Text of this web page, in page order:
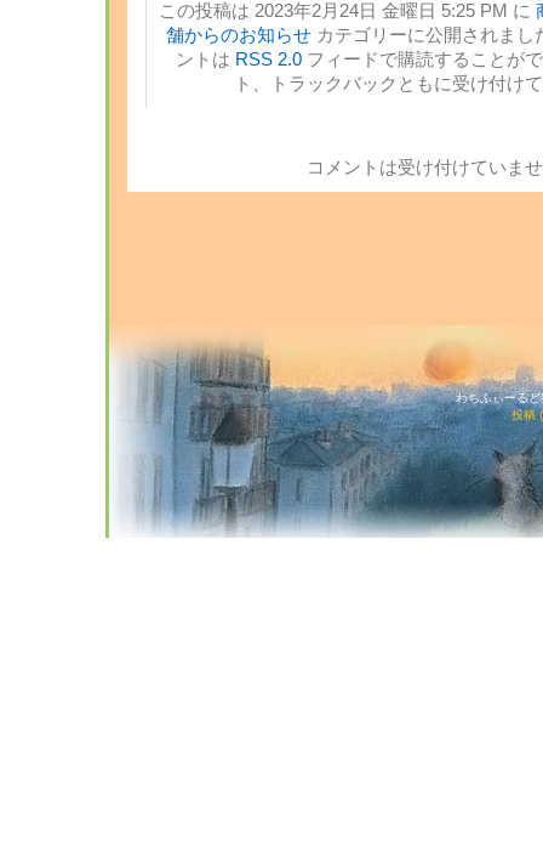
この投稿は 2023年2月24日 金曜日 5:25 PM に
舗からのお知らせカテゴリーに公開されまし
ントは RSS 2.0フィードで購読することが
ト、トラックバックともに受け付け
コメントは受け付けていま
わちふぃーる
投稿